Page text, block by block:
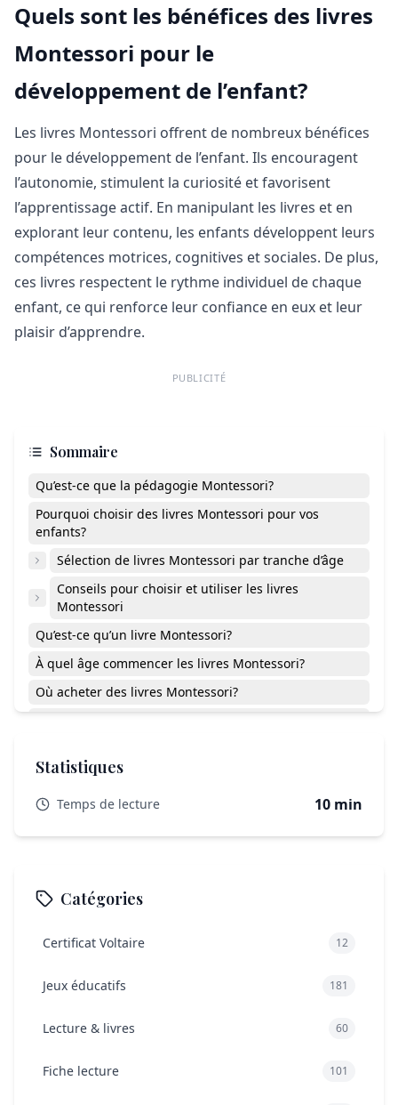
Quels sont les bénéfices des livres
Montessori pour le
développement de l’enfant?
Les livres Montessori offrent de nombreux bénéfices
pour le développement de l’enfant. Ils encouragent
l’autonomie, stimulent la curiosité et favorisent
l’apprentissage actif. En manipulant les livres et en
explorant leur contenu, les enfants développent leurs
compétences motrices, cognitives et sociales. De plus,
ces livres respectent le rythme individuel de chaque
enfant, ce qui renforce leur confiance en eux et leur
plaisir d’apprendre.
PUBLICITÉ
Sommaire
Qu’est-ce que la pédagogie Montessori?
Pourquoi choisir des livres Montessori pour vos
enfants?
Sélection de livres Montessori par tranche d’âge
Conseils pour choisir et utiliser les livres
Montessori
Qu’est-ce qu’un livre Montessori?
À quel âge commencer les livres Montessori?
Où acheter des livres Montessori?
enfants?
Quels sont les bénéfices des livres Montessori pour le
développement de l’enfant?
Statistiques
Temps de lecture 10 min
Catégories
Certificat Voltaire 12
Jeux éducatifs 181
Lecture & livres 60
Fiche lecture 101